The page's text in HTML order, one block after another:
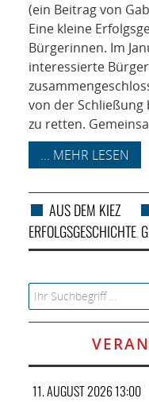
(ein Beitrag von
Eine kleine
Bürgerinnen. Im
interessierte
von der
zu retten.
... MEHR LESEN
AUS DEM KIEZ
ERFOLGSGESCHICHTE,
Search for:
11. AUGUST 2026 13:00